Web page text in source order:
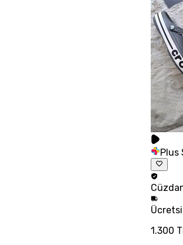
Plus
1.300